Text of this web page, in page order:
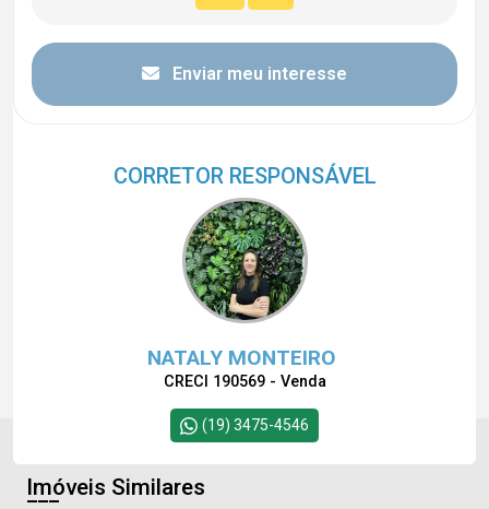
Enviar meu interesse
CORRETOR RESPONSÁVEL
NATALY MONTEIRO
CRECI 190569 - Venda
(19) 3475-4546
Imóveis Similares